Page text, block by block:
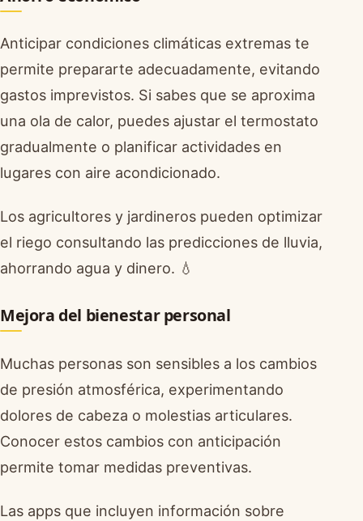
Anticipar condiciones climáticas extremas te
permite prepararte adecuadamente, evitando
gastos imprevistos. Si sabes que se aproxima
una ola de calor, puedes ajustar el termostato
gradualmente o planificar actividades en
lugares con aire acondicionado.
Los agricultores y jardineros pueden optimizar
el riego consultando las predicciones de lluvia,
ahorrando agua y dinero. 💧
Mejora del bienestar personal
Muchas personas son sensibles a los cambios
de presión atmosférica, experimentando
dolores de cabeza o molestias articulares.
Conocer estos cambios con anticipación
permite tomar medidas preventivas.
Las apps que incluyen información sobre